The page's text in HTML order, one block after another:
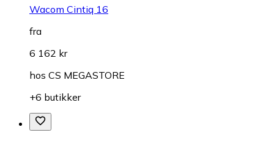
Wacom Cintiq 16
fra
6 162 kr
hos CS MEGASTORE
+6 butikker